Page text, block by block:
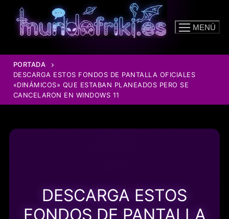
contenido
MENÚ
PORTADA
DESCARGA ESTOS FONDOS DE PANTALLA OFICIALES
«DINÁMICOS» QUE ESTABAN PLANEADOS PERO SE
CANCELARON EN WINDOWS 11
DESCARGA ESTOS
FONDOS DE PANTALLA